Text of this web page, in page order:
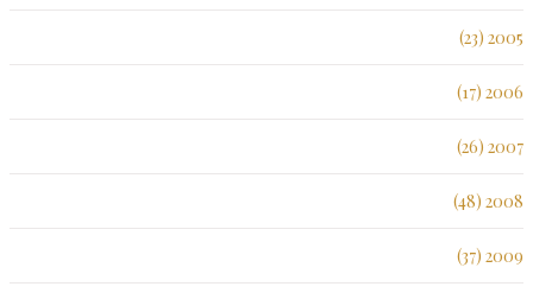
2005 (23)
2006 (17)
2007 (26)
2008 (48)
2009 (37)